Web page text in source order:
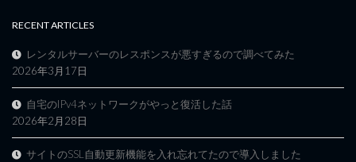
RECENT ARTICLES
レンタルサーバーのレスポンスが悪すぎるので調べてみた
2026年3月17日
自宅のIPv4ネットワークがやっと復活した話
2026年2月28日
サイトのSSL自動更新機能を入れ忘れてたので導入しました